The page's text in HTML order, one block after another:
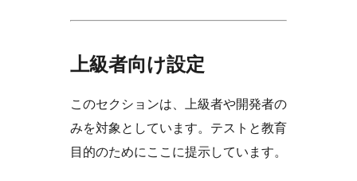
上級者向け設定
このセクションは、上級者や開発者の
みを対象としています。テストと教育
目的のためにここに提示しています。